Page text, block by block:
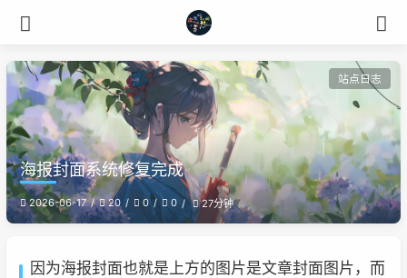
站点日志
海报封面系统修复完成
2026-06-17 20 0 0 27分钟
因为海报封面也就是上方的图片是文章封面图片，而